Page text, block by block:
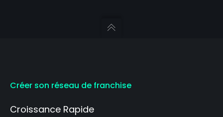
Créer son réseau de franchise
Croissance Rapide